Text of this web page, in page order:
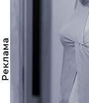
Реклама